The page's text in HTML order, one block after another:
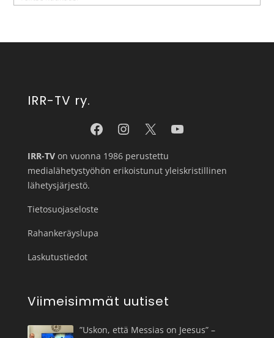
IRR-TV ry.
IRR-TVon vuonna 1986 perustettu
medialähetystyöhön erikoistunut yleiskristillinen
lähetysjärjestö.
Tietosuojaseloste
Rahankeräyslupa
Laskutustiedot
Viimeisimmät uutiset
”Uskon, että Messias on Jeesus” –